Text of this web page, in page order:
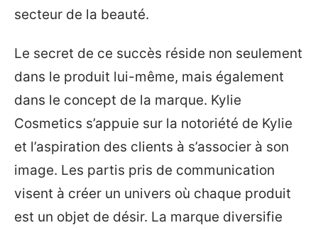
secteur de la beauté.
Le secret de ce succès réside non seulement
dans le produit lui-même, mais également
dans le concept de la marque. Kylie
Cosmetics s’appuie sur la notoriété de Kylie
et l’aspiration des clients à s’associer à son
image. Les partis pris de communication
visent à créer un univers où chaque produit
est un objet de désir. La marque diversifie